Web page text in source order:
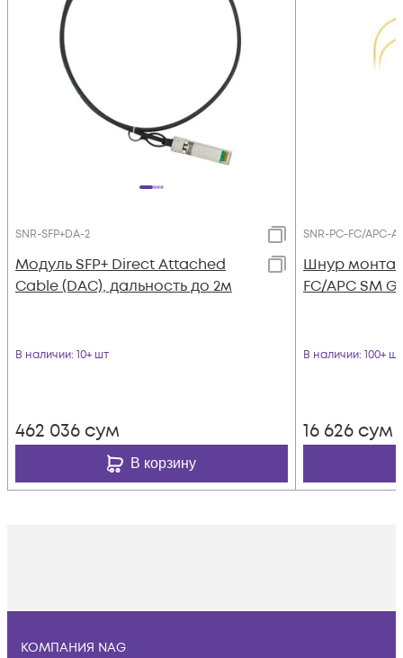
SNR-SFP+DA-2
Модуль SFP+ Direct Attached
Cable (DAC), дальность до 2м
В наличии: 10+ шт
462 036 сум
В корзину
SNR-PC-FC/APC-
Шнур
FC/APC SM
В наличии: 100+ шт
16 626 сум
КОМПАНИЯ NAG